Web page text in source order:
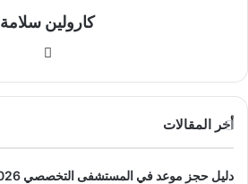
كارولين سلامة
الوي
أخر المقالات